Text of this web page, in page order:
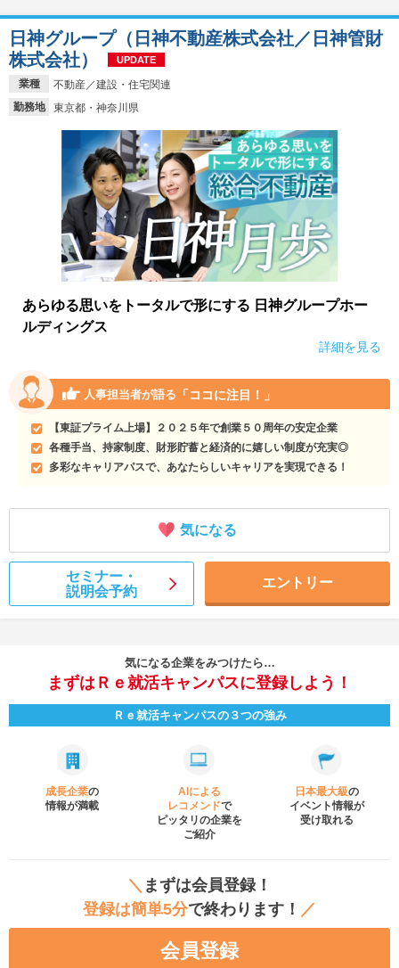
業種
不動産／建設・住宅関連
勤務地
東京都・神奈川県
日神グループ（日神不動産株式会社／日神管財
株式会社）
UPDATE
あらゆる思いをトータルで形にする 日神グループホー
ルディングス
詳細を見る
人事担当者が語る 「ココに注目！」
【東証プライム上場】２０２５年で創業５０周年の安定企業
各種手当、持家制度、財形貯蓄と経済的に嬉しい制度が充実◎
多彩なキャリアパスで、あなたらしいキャリアを実現できる！
気になる
セミナー・
説明会予約
エントリー
気になる企業をみつけたら…
まずはＲｅ就活キャンパスに登録しよう！
Ｒｅ就活キャンパスの３つの強み
成長企業の
情報が満載
AIによる
レコメンドで
ピッタリの企業を
ご紹介
日本最大級の
イベント情報が
受け取れる
＼ まずは会員登録！
登録は簡単5分で終わります！ ／
会員登録